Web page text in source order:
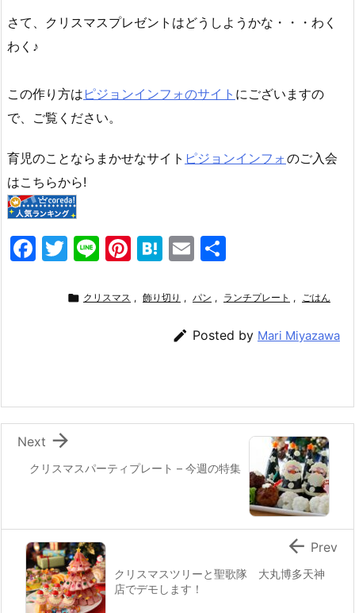
さて、クリスマスプレゼントはどうしようかな・・・わく
わく♪
この作り方は ピジョンインフォのサイト にございますの
で、ご覧ください。
育児のことならまかせなサイト ピジョンインフォのご入会
はこちらから!
F
o
k
T
itt
Li
e
Pi
er
H
e
a
E
ai
l
 クリスマス , 飾り切り , パン , ランチプレート , ごはん
 Posted by Mari Miyazawa
クリスマスパーティプレート – 今週の特集

Next
クリスマスツリーと聖歌隊 大丸博多天神
店でデモします！
 Prev